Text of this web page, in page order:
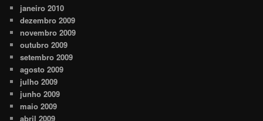
janeiro 2010
dezembro 2009
novembro 2009
outubro 2009
setembro 2009
agosto 2009
julho 2009
junho 2009
maio 2009
abril 2009